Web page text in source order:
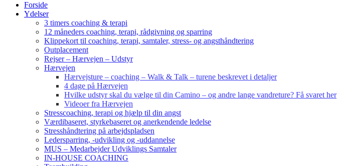
Forside
Ydelser
3 timers coaching & terapi
12 måneders coaching, terapi, rådgivning og sparring
Klippekort til coaching, terapi, samtaler, stress- og angsthåndtering
Outplacement
Rejser – Hærvejen – Udstyr
Hærvejen
Hærvejsture – coaching – Walk & Talk – turene beskrevet i detaljer
4 dage på Hærvejen
Hvilke udstyr skal du vælge til din Camino – og andre lange vandreture? Få svaret her
Videoer fra Hærvejen
Stresscoaching, terapi og hjælp til din angst
Værdibaseret, styrkebaseret og anerkendende ledelse
Stresshåndtering på arbejdspladsen
Ledersparring, -udvikling og -uddannelse
MUS – Medarbejder Udviklings Samtaler
IN-HOUSE COACHING